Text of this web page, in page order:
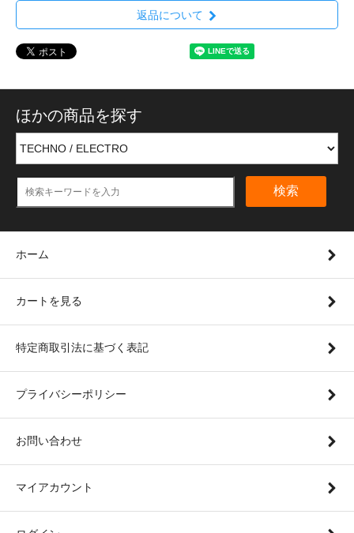
返品について
ほかの商品を探す
検索
ホーム
カートを見る
特定商取引法に基づく表記
プライバシーポリシー
お問い合わせ
マイアカウント